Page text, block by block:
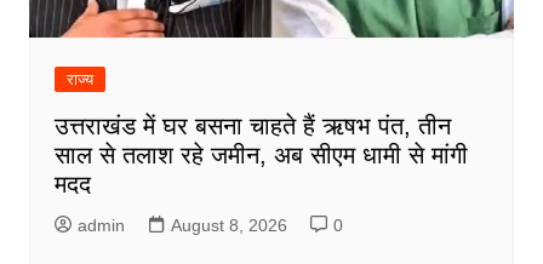
राज्य
उत्तराखंड में घर बसना चाहते हैं ऋषभ पंत, तीन
साल से तलाश रहे जमीन, अब सीएम धामी से मांगी
मदद
admin August 8, 2026 0